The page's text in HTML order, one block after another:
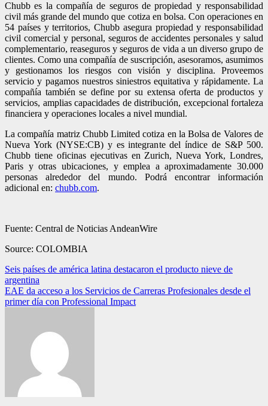
Chubb es la compañía de seguros de propiedad y responsabilidad
civil más grande del mundo que cotiza en bolsa. Con operaciones en
54 países y territorios, Chubb asegura propiedad y responsabilidad
civil comercial y personal, seguros de accidentes personales y salud
complementario, reaseguros y seguros de vida a un diverso grupo de
clientes. Como una compañía de suscripción, asesoramos, asumimos
y gestionamos los riesgos con visión y disciplina. Proveemos
servicio y pagamos nuestros siniestros equitativa y rápidamente. La
compañía también se define por su extensa oferta de productos y
servicios, amplias capacidades de distribución, excepcional fortaleza
financiera y operaciones locales a nivel mundial.
La compañía matriz Chubb Limited cotiza en la Bolsa de Valores de
Nueva York (NYSE:CB) y es integrante del índice de S&P 500.
Chubb tiene oficinas ejecutivas en Zurich, Nueva York, Londres,
Paris y otras ubicaciones, y emplea a aproximadamente 30.000
personas alrededor del mundo. Podrá encontrar información
adicional en: chubb.com.
Fuente: Central de Noticias AndeanWire
Source: COLOMBIA
Navegación
de
entradas
Seis países de américa latina destacaron el producto nieve de
argentina
EAE da acceso a los Servicios de Carreras Profesionales desde el
primer día con Professional Impact